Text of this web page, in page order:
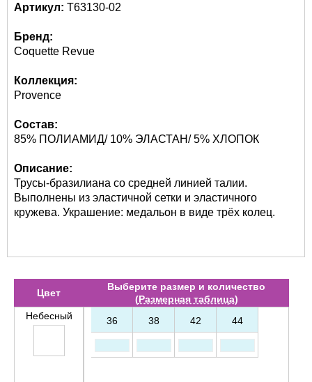
Артикул: Т63130-02
Бренд:
Coquette Revue
Коллекция:
Provence
Состав:
85% ПОЛИАМИД/ 10% ЭЛАСТАН/ 5% ХЛОПОК
Описание:
Трусы-бразилиана со средней линией талии.
Выполнены из эластичной сетки и эластичного
кружева. Украшение: медальон в виде трёх колец.
Цвет
Выберите размер и количество
(Размерная таблица)
Небесный
36 38 42 44